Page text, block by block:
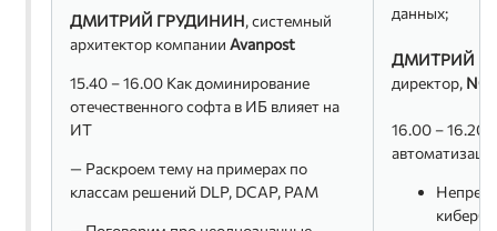
ДМИТРИЙ ГРУДИНИН, системный
архитектор компанииAvanpost
15.40 – 16.00 Как доминирование
отечественного софта в ИБ влияет на
ИТ
— Раскроем тему на примерах по
классам решений DLP, DCAP, PAM
данных;
ДМИТРИЙ
директор,
16.00 – 16.20